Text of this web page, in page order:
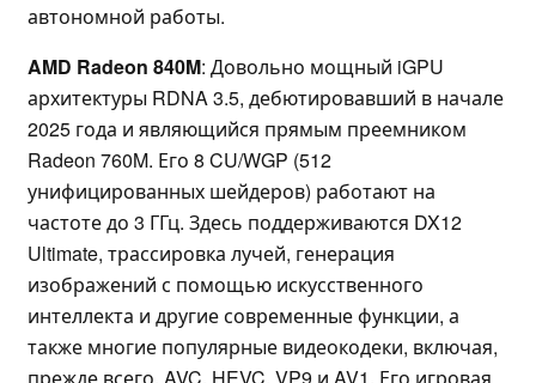
автономной работы.
AMD Radeon 840M: Довольно мощный iGPU
архитектуры RDNA 3.5, дебютировавший в начале
2025 года и являющийся прямым преемником
Radeon 760M. Его 8 CU/WGP (512
унифицированных шейдеров) работают на
частоте до 3 ГГц. Здесь поддерживаются DX12
Ultimate, трассировка лучей, генерация
изображений с помощью искусственного
интеллекта и другие современные функции, а
также многие популярные видеокодеки, включая,